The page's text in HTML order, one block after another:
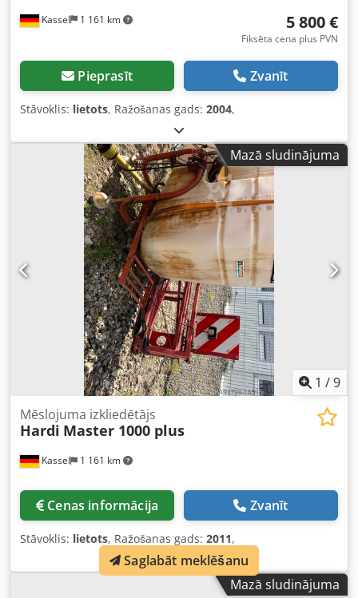
Kassel 1 161 km 5 800 €
Fiksēta cena plus PVN
Pieprasīt Zvanīt
Stāvoklis: lietots, Ražošanas gads: 2004,
Mazā sludinājuma
1 /9
Kassel 1 161 km
Mēslojuma izkliedētājs
Hardi Master 1000 plus
Cenas informācija Zvanīt
Stāvoklis: lietots, Ražošanas gads: 2011,
Mazā sludinājuma
Saglabāt meklēšanu